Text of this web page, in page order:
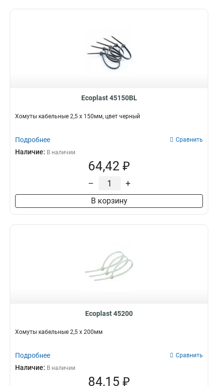
Ecoplast 45150BL
Хомуты кабельные 2,5 х 150мм, цвет черный
Подробнее Сравнить
Наличие: В наличии
64,42 ₽
– +
В корзину
Ecoplast 45200
Хомуты кабельные 2,5 х 200мм
Подробнее Сравнить
Наличие: В наличии
84,15 ₽